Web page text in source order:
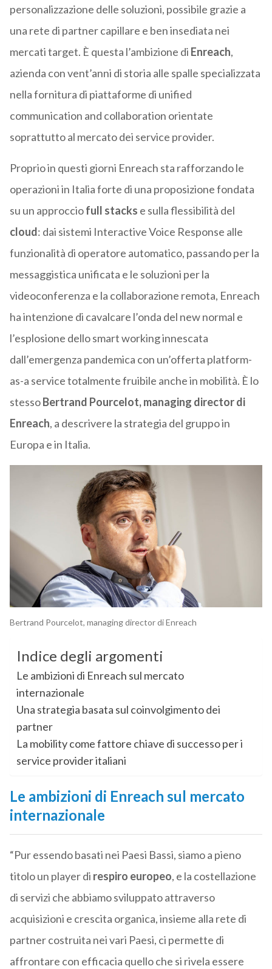
personalizzazione delle soluzioni, possibile grazie a
una rete di partner capillare e ben insediata nei
mercati target. È questa l’ambizione di Enreach,
azienda con vent’anni di storia alle spalle specializzata
nella fornitura di piattaforme di unified
communication and collaboration orientate
soprattutto al mercato dei service provider.
Proprio in questi giorni Enreach sta rafforzando le
operazioni in Italia forte di una proposizione fondata
su un approcciofull stacks e sulla flessibilità del
cloud: dai sistemi Interactive Voice Response alle
funzionalità di operatore automatico, passando per la
messaggistica unificata e le soluzioni per la
videoconferenza e la collaborazione remota, Enreach
ha intenzione di cavalcare l’onda del new normal e
l’esplosione dello smart working innescata
dall’emergenza pandemica con un’offerta platform-
as-a service totalmente fruibile anche in mobilità. È lo
stessoBertrand Pourcelot, managing director di
Enreach, a descrivere la strategia del gruppo in
Europa e in Italia.
Bertrand Pourcelot, managing director di Enreach
Indice degli argomenti
Le ambizioni di Enreach sul mercato
internazionale
Una strategia basata sul coinvolgimento dei
partner
La mobility come fattore chiave di successo per i
service provider italiani
Le ambizioni di Enreach sul mercato
internazionale
“Pur essendo basati nei Paesi Bassi, siamo a pieno
titolo un player di respiro europeo, e la costellazione
di servizi che abbiamo sviluppato attraverso
acquisizioni e crescita organica, insieme alla rete di
partner costruita nei vari Paesi, ci permette di
affrontare con efficacia quello che si rivela essere